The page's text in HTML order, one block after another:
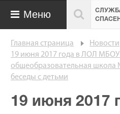

 Меню
Главная страница
Новости
19 июня 2017 года в ЛОЛ МБОУ
общеобразовательная
беседы с детьми
19 июня 2017